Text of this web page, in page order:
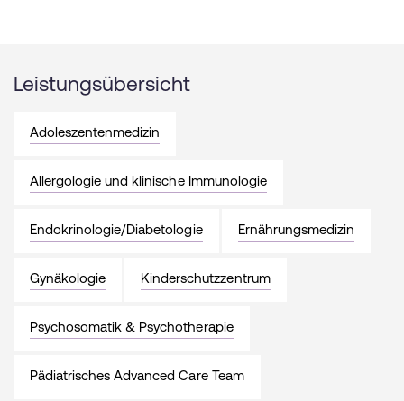
Leistungsübersicht
Adoleszentenmedizin
Allergologie und klinische Immunologie
Endokrinologie/Diabetologie Ernährungsmedizin
Gynäkologie Kinderschutzzentrum
Psychosomatik & Psychotherapie
Pädiatrisches Advanced Care Team